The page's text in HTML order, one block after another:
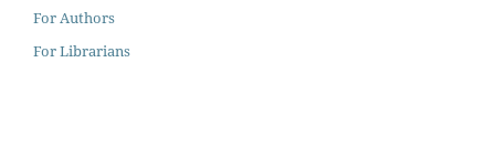
For Authors
For Librarians